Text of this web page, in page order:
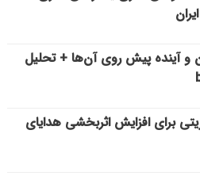
آینده پیش روی آن‌ها + تحلیل
برای افزایش اثربخشی هدایای